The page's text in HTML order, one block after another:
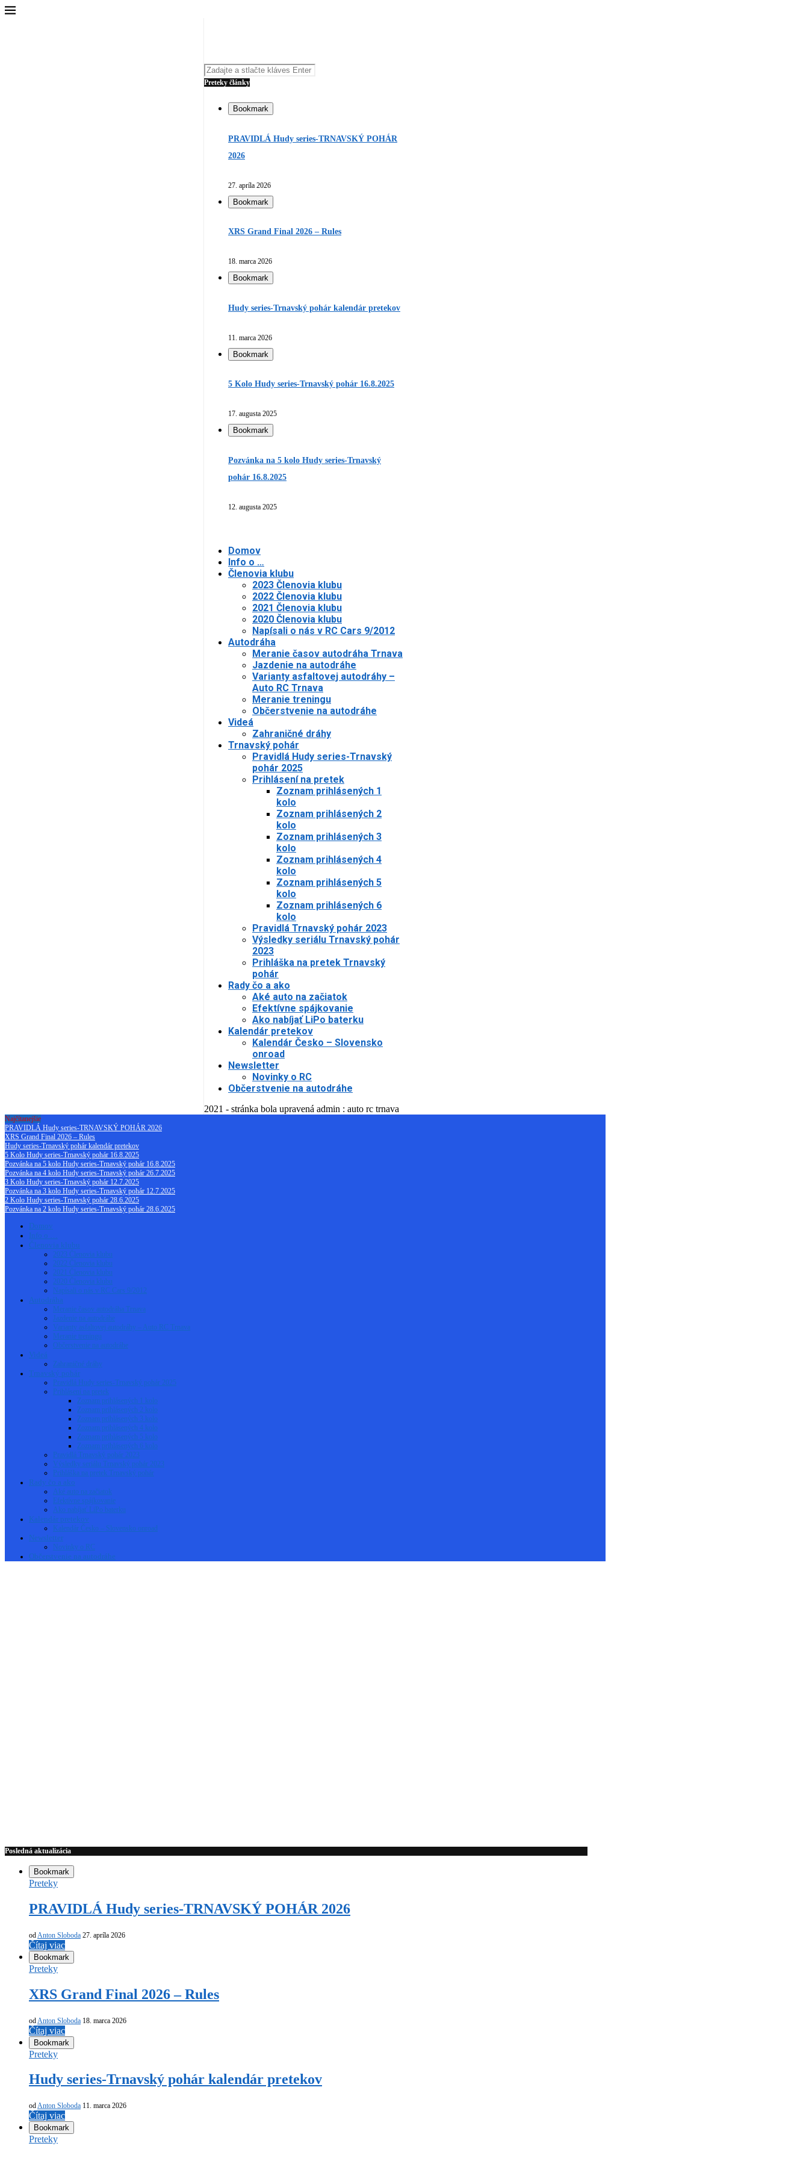
Preteky články
Bookmark
PRAVIDLÁ Hudy series-TRNAVSKÝ POHÁR
2026
27. apríla 2026
Bookmark
XRS Grand Final 2026 – Rules
18. marca 2026
Bookmark
Hudy series-Trnavský pohár kalendár pretekov
11. marca 2026
Bookmark
5 Kolo Hudy series-Trnavský pohár 16.8.2025
17. augusta 2025
Bookmark
Pozvánka na 5 kolo Hudy series-Trnavský
pohár 16.8.2025
12. augusta 2025
Domov
Info o …
Členovia klubu
2023 Členovia klubu
2022 Členovia klubu
2021 Členovia klubu
2020 Členovia klubu
Napísali o nás v RC Cars 9/2012
Autodráha
Meranie časov autodráha Trnava
Jazdenie na autodráhe
Varianty asfaltovej autodráhy –
Auto RC Trnava
Meranie treningu
Občerstvenie na autodráhe
Videá
Zahraničné dráhy
Trnavský pohár
Pravidlá Hudy series-Trnavský
pohár 2025
Prihlásení na pretek
Zoznam prihlásených 1
kolo
Zoznam prihlásených 2
kolo
Zoznam prihlásených 3
kolo
Zoznam prihlásených 4
kolo
Zoznam prihlásených 5
kolo
Zoznam prihlásených 6
kolo
Pravidlá Trnavský pohár 2023
Výsledky seriálu Trnavský pohár
2023
Prihláška na pretek Trnavský
pohár
Rady čo a ako
Aké auto na začiatok
Efektívne spájkovanie
Ako nabíjať LiPo baterku
Kalendár pretekov
Kalendár Česko – Slovensko
onroad
Newsletter
Novinky o RC
Občerstvenie na autodráhe
2021 - stránka bola upravená admin : auto rc trnava
Najčítanejšie
PRAVIDLÁ Hudy series-TRNAVSKÝ POHÁR 2026
XRS Grand Final 2026 – Rules
Hudy series-Trnavský pohár kalendár pretekov
5 Kolo Hudy series-Trnavský pohár 16.8.2025
Pozvánka na 5 kolo Hudy series-Trnavský pohár 16.8.2025
Pozvánka na 4 kolo Hudy series-Trnavský pohár 26.7.2025
3 Kolo Hudy series-Trnavský pohár 12.7.2025
Pozvánka na 3 kolo Hudy series-Trnavský pohár 12.7.2025
2 Kolo Hudy series-Trnavský pohár 28.6.2025
Pozvánka na 2 kolo Hudy series-Trnavský pohár 28.6.2025
Domov
Info o …
Členovia klubu
2023 Členovia klubu
2022 Členovia klubu
2021 Členovia klubu
2020 Členovia klubu
Napísali o nás v RC Cars 9/2012
Autodráha
Meranie časov autodráha Trnava
Jazdenie na autodráhe
Varianty asfaltovej autodráhy – Auto RC Trnava
Meranie treningu
Občerstvenie na autodráhe
Videá
Zahraničné dráhy
Trnavský pohár
Pravidlá Hudy series-Trnavský pohár 2025
Prihlásení na pretek
Zoznam prihlásených 1 kolo
Zoznam prihlásených 2 kolo
Zoznam prihlásených 3 kolo
Zoznam prihlásených 4 kolo
Zoznam prihlásených 5 kolo
Zoznam prihlásených 6 kolo
Pravidlá Trnavský pohár 2023
Výsledky seriálu Trnavský pohár 2023
Prihláška na pretek Trnavský pohár
Rady čo a ako
Aké auto na začiatok
Efektívne spájkovanie
Ako nabíjať LiPo baterku
Kalendár pretekov
Kalendár Česko – Slovensko onroad
Newsletter
Novinky o RC
Občerstvenie na autodráhe
Posledná aktualizácia
Bookmark
Preteky
PRAVIDLÁ Hudy series-TRNAVSKÝ POHÁR 2026
od Anton Sloboda 27. apríla 2026
Čítaj viac
Bookmark
Preteky
XRS Grand Final 2026 – Rules
od Anton Sloboda 18. marca 2026
Čítaj viac
Bookmark
Preteky
Hudy series-Trnavský pohár kalendár pretekov
odAnton Sloboda 11. marca 2026
Čítaj viac
Bookmark
Preteky